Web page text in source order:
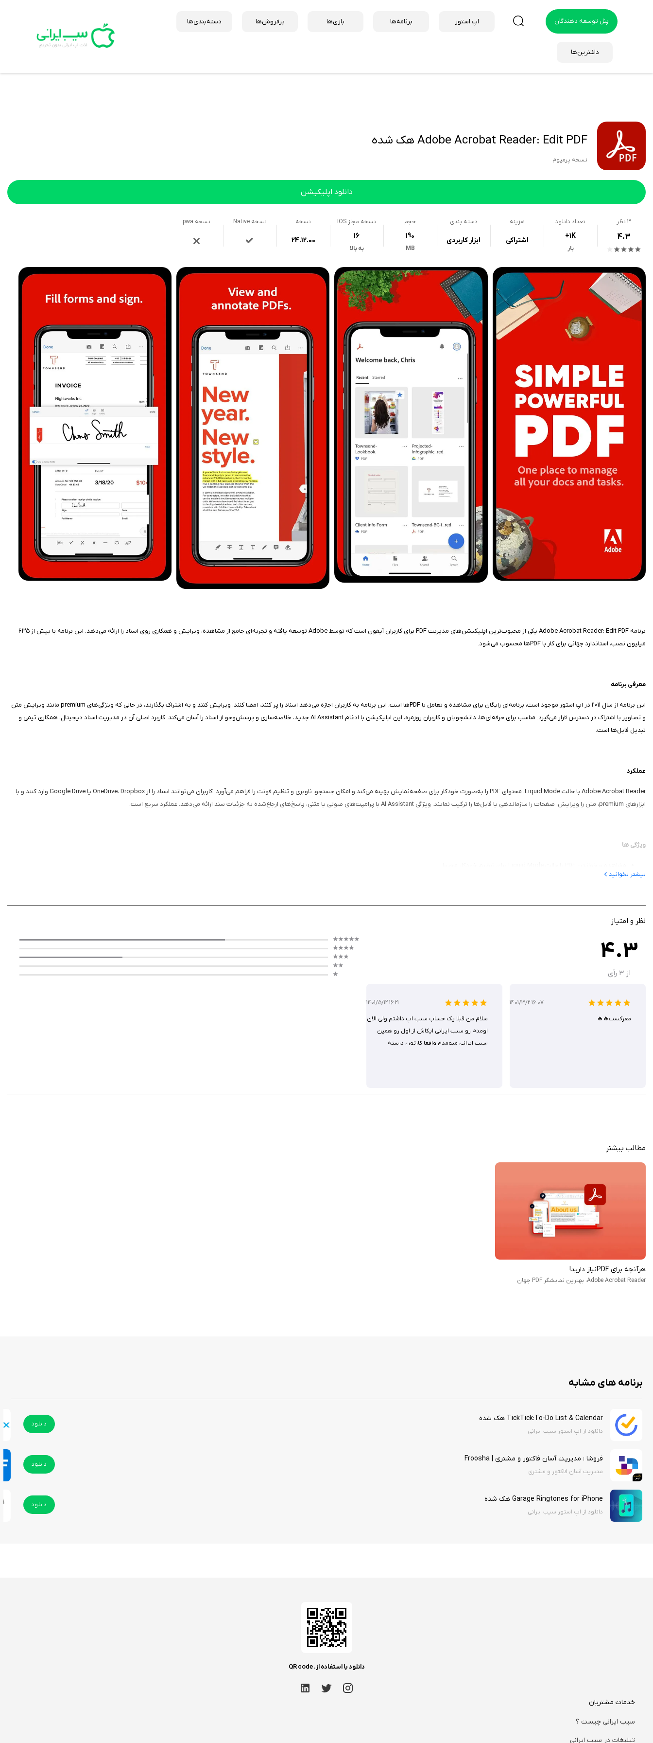
پنل توسعه دهندگان اپ استور برنامه‌ها بازی‌ها پرفروش‌ها دسته‌بندی‌ها
داغترین‌ها
Adobe Acrobat Reader: Edit PDF هک شده
نسخه پرمیوم
دانلود اپلیکیشن
3 نظر
4.3
تعداد دانلود
+1K
بار
هزینه
اشتراکی
دسته بندی
ابزار کاربردی
حجم
190
MB
نسخه مجاز IOS
16
به بالا
نسخه
24.12.00
نسخه Native نسخه pwa
برنامه Adobe Acrobat Reader: Edit PDF یکی از محبوب‌ترین اپلیکیشن‌های مدیریت PDF برای کاربران آیفون است که توسط Adobe توسعه یافته و تجربه‌ای جامع از مشاهده، ویرایش و همکاری روی اسناد را ارائه می‌دهد. این برنامه با بیش از ۶۳۵
میلیون نصب، استاندارد جهانی برای کار با PDFها محسوب می‌شود.
معرفی برنامه
این برنامه از سال ۲۰۱۱ در اپ استور موجود است، برنامه‌ای رایگان برای مشاهده و تعامل با PDFها است. این برنامه به کاربران اجازه می‌دهد اسناد را پر کنند، امضا کنند، ویرایش کنند و به اشتراک بگذارند، در حالی که ویژگی‌های premium مانند ویرایش متن
و تصاویر با اشتراک در دسترس قرار می‌گیرد. مناسب برای حرفه‌ای‌ها، دانشجویان و کاربران روزمره، این اپلیکیشن با ادغام AI Assistant جدید، خلاصه‌سازی و پرسش‌وجو از اسناد را آسان می‌کند. کاربرد اصلی آن در مدیریت اسناد دیجیتال، همکاری تیمی و
تبدیل فایل‌ها است.
عملکرد
Adobe Acrobat Reader با حالت Liquid Mode، محتوای PDF را به‌صورت خودکار برای صفحه‌نمایش بهینه می‌کند و امکان جستجو، ناوبری و تنظیم فونت را فراهم می‌آورد. کاربران می‌توانند اسناد را از OneDrive، Dropbox یا Google Drive وارد کنند و با
ابزارهای premium، متن را ویرایش، صفحات را سازماندهی یا فایل‌ها را ترکیب نمایند. ویژگی AI Assistant با پرامپت‌های صوتی یا متنی، پاسخ‌های ارجاع‌شده به جزئیات سند ارائه می‌دهد. عملکرد سریع است.
ویژگی‌ ها
پر کردن و امضای فرم‌ها با ابزارهای دیجیتال و استایلوس
همکاری: اشتراک‌گذاری با @mention، مدیریت کامنت‌ها و اعلان‌های فعالیت
Adobe Acrobat Reader: Edit PDF یک برنامه جامع و قدرتمند است که با ابزارهای پایه رایگان و ویژگی‌های premium مانند AI، مدیریت اسناد را آسان می‌کند. این اپلیکیشن برای کارهای حرفه‌ای و روزمره ایده‌آل است، هرچند برای ویرایش کامل نیاز به
فعال سازی هک :
یکبار روی خرید سالانه یا ماهانه کلیک کنید و بعد از تکمیل درخواست پرداخت رو کنسل کنید.
بیشتر بخوانید
نظر و امتیاز
4.3
از3 رأی
1401/3/2 16:07
معرکست🔥🔥
1401/5/12 16:21
سلام من قبلا یک حساب سیب اپ داشتم ولی الان
اومدم رو سیب ایرانی ایکاش از اول رو همین
سیب ایرانی میومدم واقعا کارتون درسته
مطالب بیشتر
هرآنچه برای PDFنیاز دارید!
Adobe Acrobat Reader، بهترین نمایشگر PDF جهان
برنامه های مشابه
TickTick:To-Do List & Calendar هک شده
دانلود از اپ استور سیب ایرانی
دانلود
فروشا : مدیریت آسان فاکتور و مشتری | Froosha
مدیریت آسان فاکتور و مشتری
دانلود
Garage Ringtones for iPhone هک شده
دانلود از اپ استور سیب ایرانی
دانلود
دانلود با استفاده از. QR code
خدمات مشتریان
سیب ایرانی چیست ؟
تبلیغات در سیب ایرانی